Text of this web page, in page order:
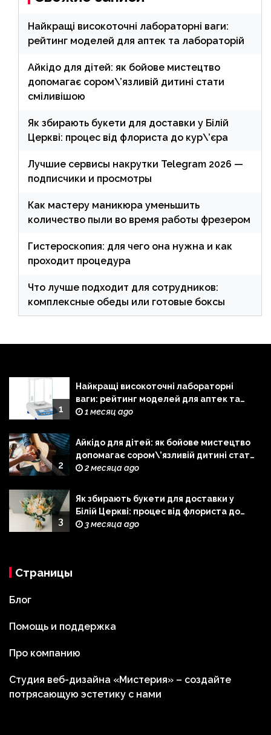
Найкращі високоточні лабораторні ваги:
рейтинг моделей для аптек та лабораторій
Айкідо для дітей: як бойове мистецтво
допомагає сором\’язливій дитині стати
сміливішою
Як збирають букети для доставки у Білій
Церкві: процес від флориста до кур\’єра
Лучшие сервисы накрутки Telegram 2026 —
подписчики и просмотры
Как мастеру маникюра уменьшить
количество пыли во время работы фрезером
Гистероскопия: для чего она нужна и как
проходит процедура
Что лучше подходит для сотрудников:
комплексные обеды или готовые боксы
1
Найкращі високоточні лабораторні
ваги: рейтинг моделей для аптек та
лабораторій
1 месяц ago
2
Айкідо для дітей: як бойове мистецтво
допомагає сором\’язливій дитині стати
сміливішою
2 месяца ago
3
Як збирають букети для доставки у
Білій Церкві: процес від флориста до
кур\’єра
3 месяца ago
Страницы
Блог
Помощь и поддержка
Про компанию
Студия веб-дизайна «Мистерия» – создайте
потрясающую эстетику с нами